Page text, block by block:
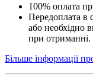
100% оплата
Передоплата в
або необхідно
при отриманні.
Більше інформації